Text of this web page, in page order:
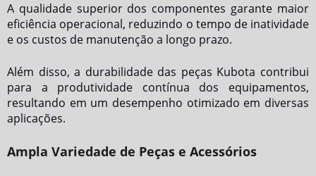
A qualidade superior dos componentes garante maior
eficiência operacional, reduzindo o tempo de inatividade
e os custos de manutenção a longo prazo.
Além disso, a durabilidade das peças Kubota contribui
para a produtividade contínua dos equipamentos,
resultando em um desempenho otimizado em diversas
aplicações.
Ampla Variedade de Peças e Acessórios